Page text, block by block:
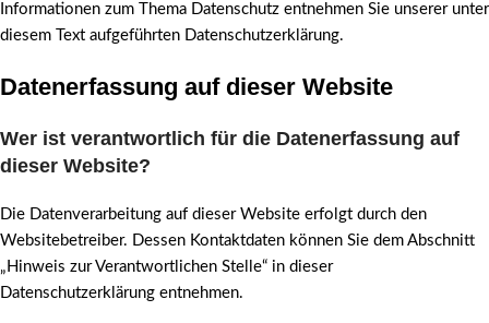
Informationen zum Thema Datenschutz entnehmen Sie unserer unter
diesem Text aufgeführten Datenschutzerklärung.
Datenerfassung auf dieser Website
Wer ist verantwortlich für die Datenerfassung auf
dieser Website?
Die Datenverarbeitung auf dieser Website erfolgt durch den
Websitebetreiber. Dessen Kontaktdaten können Sie dem Abschnitt
„Hinweis zur Verantwortlichen Stelle“ in dieser
Datenschutzerklärung entnehmen.